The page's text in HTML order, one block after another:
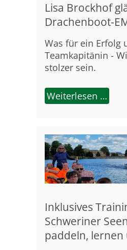
Lisa Brockhof
Drachenboot-
Was für ein Erfolg
Teamkapitänin -
stolzer sein.
Weiterlesen …
Inklusives
Schweriner
paddeln,